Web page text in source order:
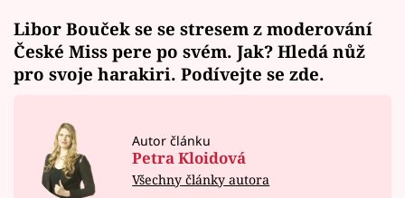
Libor Bouček se se stresem z moderování
České Miss pere po svém. Jak? Hledá nůž
pro svoje harakiri. Podívejte se zde.
Autor článku
Petra Kloidová
Všechny články autora